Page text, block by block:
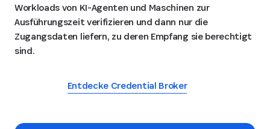
Workloads von KI-Agenten und Maschinen zur
Ausführungszeit verifizieren und dann nur die
Zugangsdaten liefern, zu deren Empfang sie berechtigt
sind.
Entdecke Credential Broker